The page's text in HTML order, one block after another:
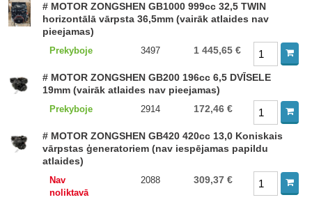
# MOTOR ZONGSHEN GB1000 999cc 32,5 TWIN
horizontālā vārpsta 36,5mm (vairāk atlaides nav
pieejamas)
Prekyboje 3497 1 445,65 €
# MOTOR ZONGSHEN GB200 196cc 6,5 DVĪSELE
19mm (vairāk atlaides nav pieejamas)
Prekyboje 2914 172,46 €
# MOTOR ZONGSHEN GB420 420cc 13,0 Koniskais
vārpstas ģeneratoriem (nav iespējamas papildu
atlaides)
Nav
noliktavā
2088 309,37 €